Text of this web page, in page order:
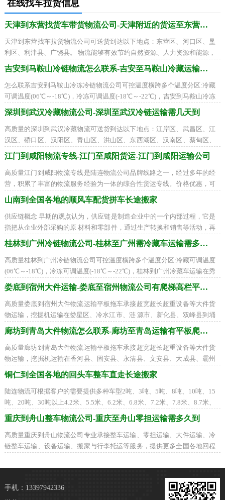
在线找车拉货信息
天津到东营找货车带货物流公司-天津附近的货运至东营需要多少天
天津到东营找车拉货物流公司可送货到达以下地点：东营区、河口区、垦
利区、利津县、广饶县。 物流能够有效节约自然资源、人力资源和能源，
同时也能够节约费用。物流的使命就是
吉安到马鞍山冷链物流怎么联系-吉安至马鞍山冷藏运输公司
怎么联系吉安到马鞍山冷冻冷链物流公司可控温度横跨多个温度分区:冷藏
可调温度(06℃～-18℃)，冷冻可调温度(-18℃～-22℃)，吉安到马鞍山冷冻
冷藏车运输在吉州区、青原区、井冈山市
深圳到武汉冷藏物流公司-深圳至武汉冷链运输需几天到
高质量的深圳到武汉冷藏物流可送货到达以下地点：江岸区、武昌区、江
汉区、硚口区、汉阳区、青山区、洪山区、东西湖区、汉南区、蔡甸区、
江夏区、黄陂区、新洲区、仙桃市、天
江门到咸阳物流专线-江门至咸阳货运-江门到咸阳运输公司
高质量江门到咸阳物流专线是陆连物流公司品牌线路之一，经过多年的经
营，积累了丰富的物流服务经验为一体的综合性货运专线。价格优惠，可
配送到以下地区：秦都区、杨陵区、渭
山南到全国各地的顺风车配货拼车长途搬家
供应链概念 早期的观点认为，供应链是制造企业中的一个内部过程，它是
指把从企业外部采购的原 材料和零部件，通过生产转换和销售等活动，再
传递到零售商和用户的一个过程。传
桂林到广州冷链物流公司-桂林至广州需冷藏车运输需多久到
高质量桂林到广州冷链物流公司可控温度横跨多个温度分区:冷藏可调温度
(06℃～-18℃)，冷冻可调温度(-18℃～-22℃)，桂林到广州冷藏车运输在秀
峰区、叠彩区、象山区、七星区、雁山区
娄底到宿州大件运输-娄底至宿州物流公司有爬梯高栏平板车
高质量娄底到宿州大件物流运输平板拖车承接超宽超长超重设备等大件货
物运输，挖掘机运输在娄星区、冷水江市、涟 源市、新化县、双峰县到埇
桥区、砀山县、萧县、灵璧县、泗县找
廊坊到青岛大件物流怎么联系-廊坊至青岛运输有平板爬梯车
高质量廊坊到青岛大件物流运输平板拖车承接超宽超长超重设备等大件货
物运输，挖掘机运输在香河县、固安县、永清县、文安县、大成县、霸州
市、三河市到市南区、市北区、李沧区
铜仁到全国各地的回头车整车直走长途搬家
陆连物流可根据客户的需要提供多种车型2吨、3吨、5吨、8吨、10吨、15
吨、20吨、30吨以上4.2米、5.5米、6.2米、6.8米、7.2米、7.8米、8.7米、
9.6米、12.5米、17.5米平板车、高栏车、箱式车、
重庆到舟山整车物流公司-重庆至舟山零担运输需多久到
高质量重庆到舟山物流公司专业承接整车运输、零担运输、大件运输、冷
链整车运输、设备运输、搬家与行李托运等服务，提供更多全国各地回程
手机：13397942336